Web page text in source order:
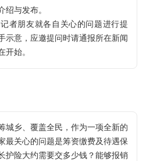
绍与发布。
朋友就各自关心的问题进行提
示意，应邀提问时请通报所在新闻
开始。
乡、覆盖全民，作为一项全新的
最关心的问题是筹资缴费及待遇保
护险大约需要交多少钱？能够报销